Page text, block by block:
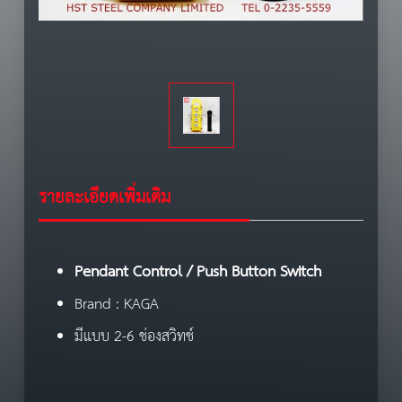
รายละเอียดเพิ่มเติม
Pendant Control / Push Button Switch
Brand : KAGA
มีแบบ 2-6 ช่องสวิทช์